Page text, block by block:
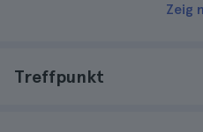
Zeig
Treffpunkt